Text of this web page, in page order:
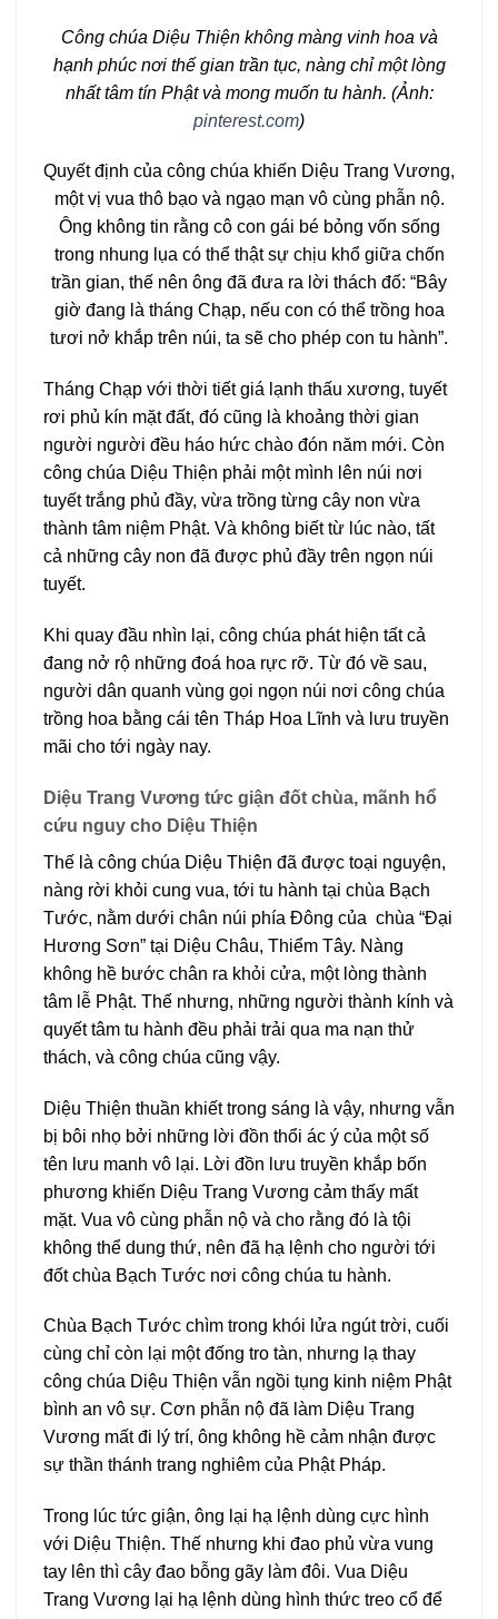
Công chúa Diệu Thiện không màng vinh hoa và
hạnh phúc nơi thế gian trần tục, nàng chỉ một lòng
nhất tâm tín Phật và mong muốn tu hành. (Ảnh:
pinterest.com)
Quyết định của công chúa khiến Diệu Trang Vương,
một vị vua thô bạo và ngạo mạn vô cùng phẫn nộ.
Ông không tin rằng cô con gái bé bỏng vốn sống
trong nhung lụa có thể thật sự chịu khổ giữa chốn
trần gian, thế nên ông đã đưa ra lời thách đố: “Bây
giờ đang là tháng Chạp, nếu con có thể trồng hoa
tươi nở khắp trên núi, ta sẽ cho phép con tu hành”.
Tháng Chạp với thời tiết giá lạnh thấu xương, tuyết
rơi phủ kín mặt đất, đó cũng là khoảng thời gian
người người đều háo hức chào đón năm mới. Còn
công chúa Diệu Thiện phải một mình lên núi nơi
tuyết trắng phủ đầy, vừa trồng từng cây non vừa
thành tâm niệm Phật. Và không biết từ lúc nào, tất
cả những cây non đã được phủ đầy trên ngọn núi
tuyết.
Khi quay đầu nhìn lại, công chúa phát hiện tất cả
đang nở rộ những đoá hoa rực rỡ. Từ đó về sau,
người dân quanh vùng gọi ngọn núi nơi công chúa
trồng hoa bằng cái tên Tháp Hoa Lĩnh và lưu truyền
mãi cho tới ngày nay.
Diệu Trang Vương tức giận đốt chùa, mãnh hổ
cứu nguy cho Diệu Thiện
Thế là công chúa Diệu Thiện đã được toại nguyện,
nàng rời khỏi cung vua, tới tu hành tại chùa Bạch
Tước, nằm dưới chân núi phía Đông của chùa “Đại
Hương Sơn” tại Diệu Châu, Thiểm Tây. Nàng
không hề bước chân ra khỏi cửa, một lòng thành
tâm lễ Phật. Thế nhưng, những người thành kính và
quyết tâm tu hành đều phải trải qua ma nạn thử
thách, và công chúa cũng vậy.
Diệu Thiện thuần khiết trong sáng là vậy, nhưng vẫn
bị bôi nhọ bởi những lời đồn thổi ác ý của một số
tên lưu manh vô lại. Lời đồn lưu truyền khắp bốn
phương khiến Diệu Trang Vương cảm thấy mất
mặt. Vua vô cùng phẫn nộ và cho rằng đó là tội
không thể dung thứ, nên đã hạ lệnh cho người tới
đốt chùa Bạch Tước nơi công chúa tu hành.
Chùa Bạch Tước chìm trong khói lửa ngút trời, cuối
cùng chỉ còn lại một đống tro tàn, nhưng lạ thay
công chúa Diệu Thiện vẫn ngồi tụng kinh niệm Phật
bình an vô sự. Cơn phẫn nộ đã làm Diệu Trang
Vương mất đi lý trí, ông không hề cảm nhận được
sự thần thánh trang nghiêm của Phật Pháp.
Trong lúc tức giận, ông lại hạ lệnh dùng cực hình
với Diệu Thiện. Thế nhưng khi đao phủ vừa vung
tay lên thì cây đao bỗng gãy làm đôi. Vua Diệu
Trang Vương lại hạ lệnh dùng hình thức treo cổ để